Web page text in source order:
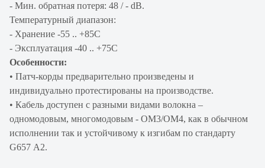
- Мин. обратная потеря: 48 / - dB.
Температурный диапазон:
- Хранение -55 .. +85С
- Эксплуатация -40 .. +75C
Особенности:
• Патч-корды предварительно произведены и
индивидуально протестированы на производстве.
• Кабель доступен с разными видами волокна –
одномодовым, многомодовым - OM3/OM4, как в обычном
исполнении так и устойчивому к изгибам по стандарту
G657 A2.